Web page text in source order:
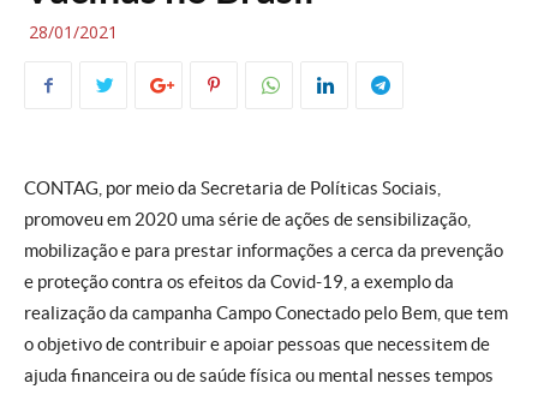
28/01/2021
CONTAG, por meio da Secretaria de Políticas Sociais,
promoveu em 2020 uma série de ações de sensibilização,
mobilização e para prestar informações a cerca da prevenção
e proteção contra os efeitos da Covid-19, a exemplo da
realização da campanha Campo Conectado pelo Bem, que tem
o objetivo de contribuir e apoiar pessoas que necessitem de
ajuda financeira ou de saúde física ou mental nesses tempos